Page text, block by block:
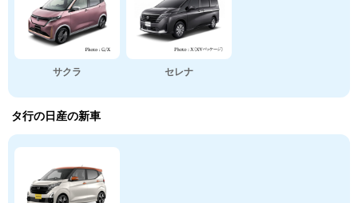
サクラ セレナ
タ行の日産の新車